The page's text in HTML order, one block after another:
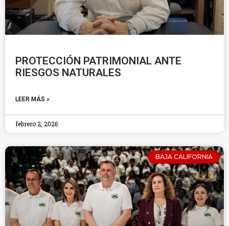
PROTECCIÓN PATRIMONIAL ANTE
RIESGOS NATURALES
LEER MÁS »
febrero 2, 2026
BAJA CALIFORNIA